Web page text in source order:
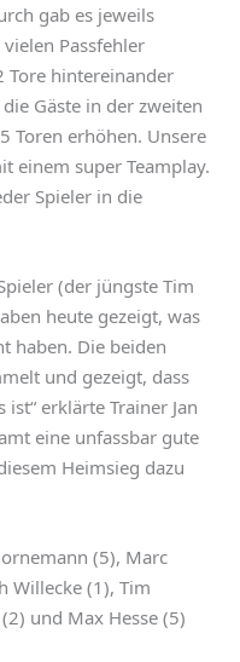
gab es jeweils
Passfehler
Tore hintereinander
Gäste in der zweiten
Toren erhöhen. Unsere
einem super Teamplay.
Spieler in die
(der jüngste Tim
heute gezeigt, was
haben. Die beiden
und gezeigt, dass
erklärte Trainer Jan
eine unfassbar gute
Heimsieg dazu
(5), Marc
Willecke (1), Tim
und Max Hesse (5)